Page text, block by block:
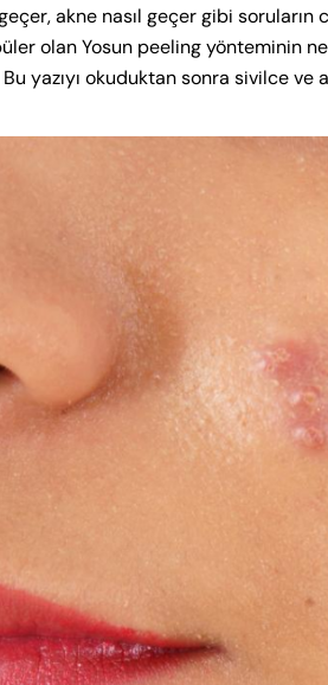
akne nasıl geçer gibi soruların
olan Yosun peeling yönteminin ne
yazıyı okuduktan sonra sivilce